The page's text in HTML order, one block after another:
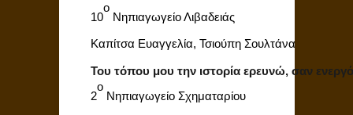
10
ο
Νηπιαγωγείο Λιβαδειάς
Καπίτσα Ευαγγελία, Τσιούπη Σουλτάνα
Του τόπου μου την ιστορία ερευνώ, σαν
2
ο
Νηπιαγωγείο Σχηματαρίου